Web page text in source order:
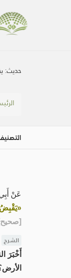
حديث:
عَنْ
«يَقْبِضُ
[صحيح
الشرح
أَخْبَرَ